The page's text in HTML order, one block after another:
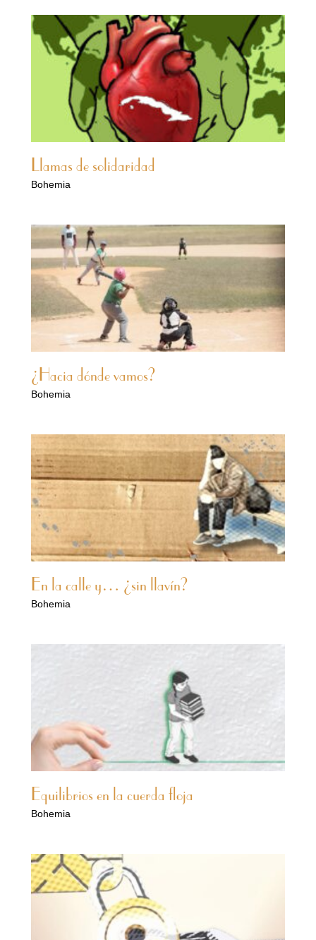
Llamas de solidaridad
Bohemia
¿Hacia dónde vamos?
Bohemia
En la calle y… ¿sin llavín?
Bohemia
Equilibrios en la cuerda floja
Bohemia